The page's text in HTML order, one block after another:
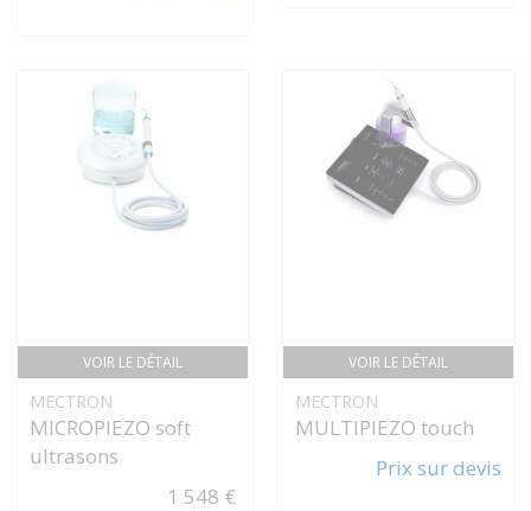
VOIR LE DÉTAIL
MECTRON
MICROPIEZO soft
ultrasons
1 548 €
VOIR LE DÉTAIL
MECTRON
MULTIPIEZO touch
Prix sur devis